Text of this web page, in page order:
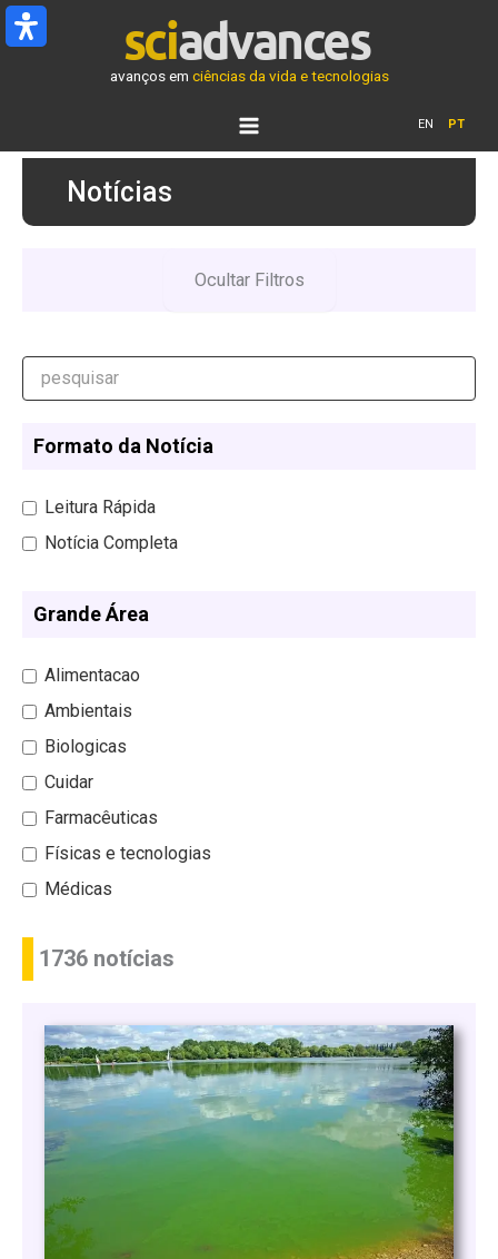
Ir
para
avanços em ciências da vida e tecnologias
EN PT
Notícias
Ocultar Filtros
Formato da Notícia
Leitura Rápida
Notícia Completa
Grande Área
Alimentacao
Ambientais
Biologicas
Cuidar
Farmacêuticas
Físicas e tecnologias
Médicas
1736 notícias